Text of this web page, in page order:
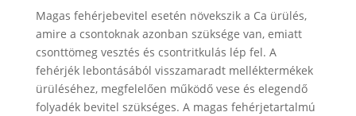
Magas fehérjebevitel esetén növekszik a Ca ürülés,
amire a csontoknak azonban szüksége van, emiatt
csonttömeg vesztés és csontritkulás lép fel. A
fehérjék lebontásából visszamaradt melléktermékek
ürüléséhez, megfelelően működő vese és elegendő
folyadék bevitel szükséges. A magas fehérjetartalmú